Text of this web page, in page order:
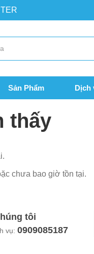
Sản Phẩm Dịch
thấy
chưa bao giờ tồn tại.
tôi
vụ:0909085187